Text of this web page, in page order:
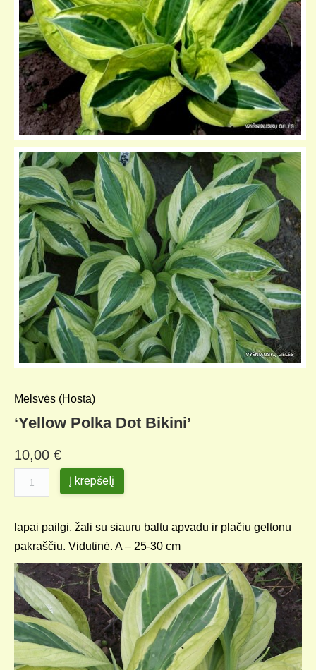
KELIONIŲ GALERIJA
Melsvės (Hosta)
‘Yellow Polka Dot Bikini’
10,00 €
Į krepšelį
lapai pailgi, žali su siauru baltu apvadu ir plačiu geltonu
pakraščiu. Vidutinė. A – 25-30 cm